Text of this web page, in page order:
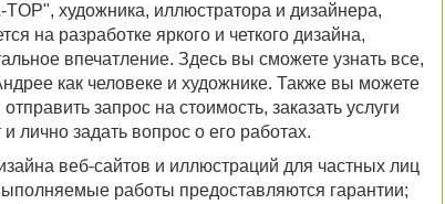
художника, иллюстратора и дизайнера,
на разработке яркого и четкого дизайна,
впечатление. Здесь вы сможете узнать все,
как человеке и художнике. Также вы можете
запрос на стоимость, заказать услуги
лично задать вопрос о его работах.
веб-сайтов и иллюстраций для частных лиц
работы предоставляются гарантии;